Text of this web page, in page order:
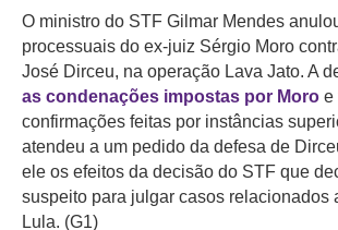
O ministro do STF Gilmar Mendes
processuais do ex-juiz Sérgio Moro
José Dirceu, na operação Lava Jato. A
as condenações impostas por Moro e
confirmações feitas por instâncias
atendeu a um pedido da defesa de
ele os efeitos da decisão do STF que
suspeito para julgar casos relacionados
Lula. (G1)